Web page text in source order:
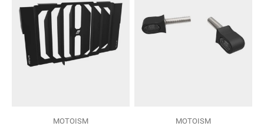
MOTOISM
MOTOISM